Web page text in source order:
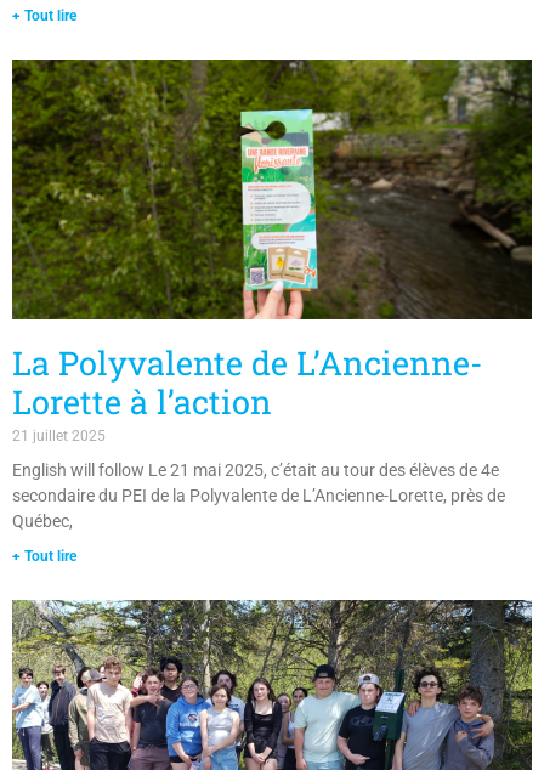
La Polyvalente de L’Ancienne-
Lorette à l’action
English will follow Le 21 mai 2025, c’était au tour des élèves de 4e
secondaire du PEI de la Polyvalente de L’Ancienne-Lorette, près de
Québec,